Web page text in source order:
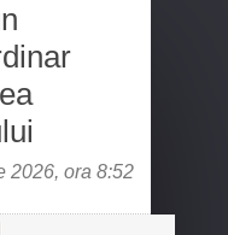
2026, ora 8:52